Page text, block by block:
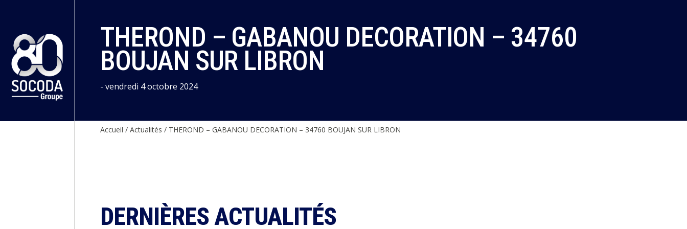
THEROND – GABANOU DECORATION – 34760
BOUJAN SUR LIBRON
- vendredi 4 octobre 2024
Accueil / Actualités / THEROND – GABANOU DECORATION – 34760 BOUJAN SUR LIBRON
DERNIÈRES ACTUALITÉS